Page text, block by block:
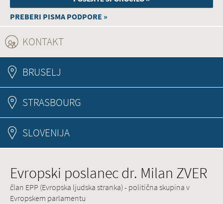
PREBERI PISMA PODPORE »
KONTAKT
BRUSELJ
STRASBOURG
SLOVENIJA
Evropski poslanec dr. Milan ZVER
član EPP (Evropska ljudska stranka) - politična skupina v
Evropskem parlamentu